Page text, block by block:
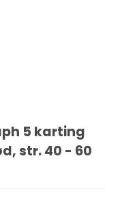
5 karting
str. 40 - 60